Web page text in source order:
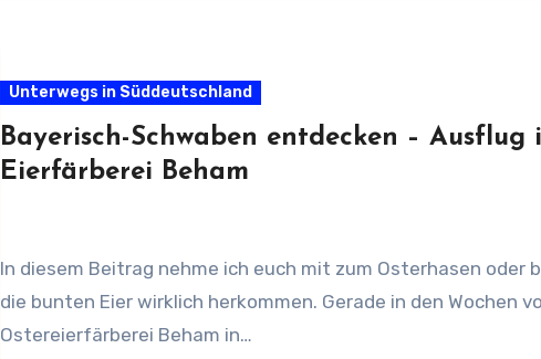
Unterwegs in Süddeutschland
Bayerisch-Schwaben entdecken – Ausflug
Eierfärberei Beham
In diesem Beitrag nehme ich euch mit zum Osterhasen oder
die bunten Eier wirklich herkommen. Gerade in den Wochen
Ostereierfärberei Beham in…